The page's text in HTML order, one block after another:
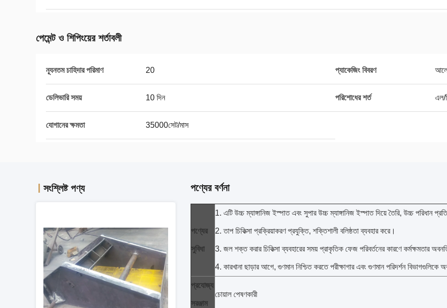
পেমেন্ট ও শিপিংয়ের শর্তাবলী
ন্যূনতম চাহিদার পরিমাণ 20 প্যাকেজিং বিবরণ
ডেলিভারি সময় 10 দিন পরিশোধের শর্ত এল/
যোগানের ক্ষমতা 35000সেট/মাস
সংশ্লিষ্ট পণ্য পণ্যের বর্ণনা
পণ্যের
সুবিধা
1. এটি উচ্চ ম্যাঙ্গানিজ ইস্পাত এবং সুপার উচ্চ ম্যাঙ্গানিজ ইস্পাত দিয়ে তৈরি, উচ্চ পরিধান
2. তাপ চিকিত্সা প্রক্রিয়াকরণ প্রযুক্তি, শক্তিশালী বলিষ্ঠতা ব্যবহার করে।
3. জল শক্ত করার চিকিত্সা ব্যবহারের সময় প্রাকৃতিক ফেজ পরিবর্তনের কারণে কর্মক্ষমতার
4. কারখানা ছাড়ার আগে, গুণমান নিশ্চিত করতে পরীক্ষাগার এবং গুণমান পরিদর্শন
প্রযোজ্য
সরঞ্জাম
চোয়াল পেষণকারী